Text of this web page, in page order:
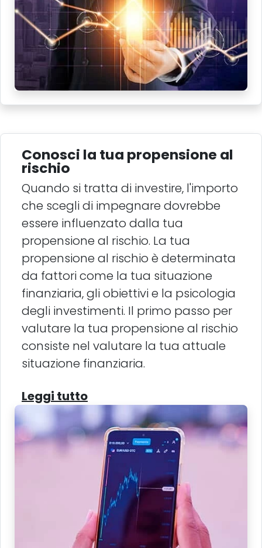
Conosci la tua propensione al
rischio
Quando si tratta di investire, l'importo
che scegli di impegnare dovrebbe
essere influenzato dalla tua
propensione al rischio. La tua
propensione al rischio è determinata
da fattori come la tua situazione
finanziaria, gli obiettivi e la psicologia
degli investimenti. Il primo passo per
valutare la tua propensione al rischio
consiste nel valutare la tua attuale
situazione finanziaria.
Leggi tutto